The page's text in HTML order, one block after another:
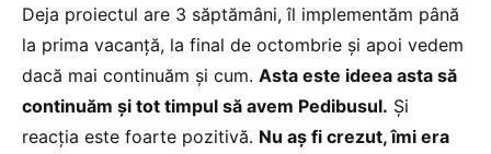
Deja proiectul are 3 săptămâni, îl implementăm până
la prima vacanță, la final de octombrie și apoi vedem
dacă mai continuăm și cum. Asta este ideea asta să
continuăm și tot timpul să avem Pedibusul. Și
reacția este foarte pozitivă. Nu aș fi crezut, îmi era